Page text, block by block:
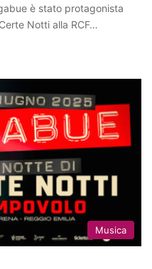
è stato protagonista
Notti alla RCF…
Musica